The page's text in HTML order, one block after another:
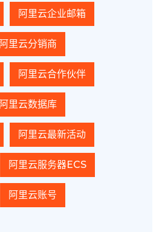
阿里云企业邮箱
阿里云分销商
阿里云合作伙伴
阿里云数据库
阿里云最新活动
阿里云服务器ECS
阿里云账号